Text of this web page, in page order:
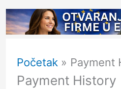
Početak Payment
Payment History